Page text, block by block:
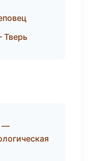
Тверь
—